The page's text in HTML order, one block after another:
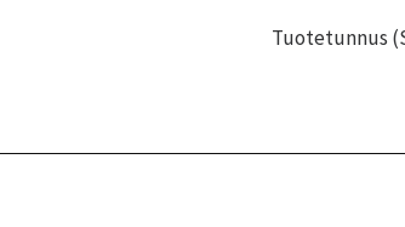
Tuotetunnus